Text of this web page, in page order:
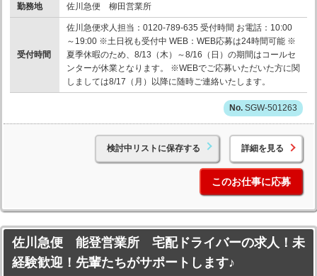
勤務地 佐川急便 柳田営業所
受付時間
佐川急便求人担当：0120-789-635 受付時間 お電話：10:00
～19:00 ※土日祝も受付中 WEB：WEB応募は24時間可能 ※
夏季休暇のため、8/13（木）～8/16（日）の期間はコールセ
ンターが休業となります。 ※WEBでご応募いただいた方に関
しましては8/17（月）以降に随時ご連絡いたします。
SGW-501263
検討中リストに保存する 詳細を見る
このお仕事に応募
佐川急便 能登営業所 宅配ドライバーの求人！未
経験歓迎！先輩たちがサポートします♪